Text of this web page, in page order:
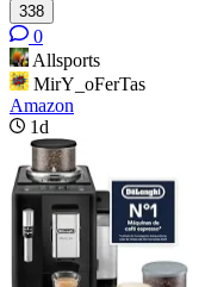
338
0
Allsports
MirY_oFerTas
Amazon
1d